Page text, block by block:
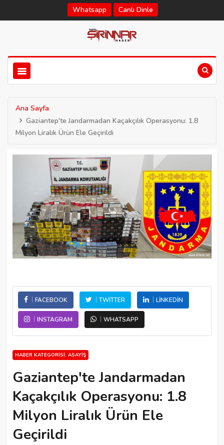
Whatsapp Canlı Dinle
Ana Sayfa
Gaziantep'te Jandarmadan Kaçakçılık Operasyonu: 1.8
Milyon Liralık Ürün Ele Geçirildi
FACEBOOK TWITTER LINKEDIN
INSTAGRAM WHATSAPP
HABER KATEGORISI: ASAYIŞ
Gaziantep'te Jandarmadan
Kaçakçılık Operasyonu: 1.8
Milyon Liralık Ürün Ele
Geçirildi